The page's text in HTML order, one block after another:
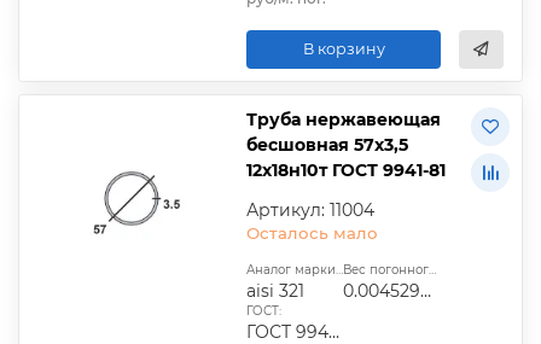
В корзину
Труба нержавеющая
бесшовная 57х3,5
12х18н10т ГОСТ 9941-81
Артикул: 11004
Осталось мало
Аналог марки стали:
aisi 321
Вес погонного метра, т.:
0.0045295775
ГОСТ:
ГОСТ 9940-81, ГОСТ 9941-81, ГОСТ 24030-80, ГОСТ 10498-82